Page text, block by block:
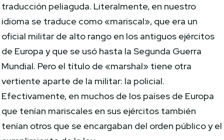
traducción peliaguda. Literalmente, en nuestro
idioma se traduce como «mariscal», que era un
oficial militar de alto rango en los antiguos ejércitos
de Europa y que se usó hasta la Segunda Guerra
Mundial. Pero el título de «marshal» tiene otra
vertiente aparte de la militar: la policial.
Efectivamente, en muchos de los países de Europa
que tenían mariscales en sus ejércitos también
tenían otros que se encargaban del orden público y el